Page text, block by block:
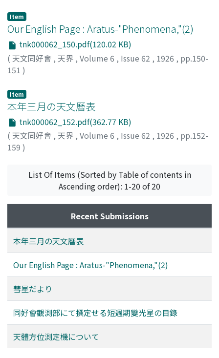
Item
Our English Page : Aratus-"Phenomena,"(2)
tnk000062_150.pdf(120.02 KB)
( 天文同好會 , 天界 , Volume 6 , Issue 62 , 1926 , pp.150-
151 )
Item
本年三月の天文曆表
tnk000062_152.pdf(362.77 KB)
( 天文同好會 , 天界 , Volume 6 , Issue 62 , 1926 , pp.152-
159 )
List Of Items (Sorted by Table of contents in
Ascending order): 1-20 of 20
Recent Submissions
本年三月の天文曆表
Our English Page : Aratus-"Phenomena,"(2)
彗星だより
同好會觀測部にて撰定せる短週期變光星の目錄
天體方位測定機について